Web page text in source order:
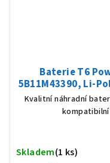
Baterie T6
5B11M43390, Li-
Kvalitní náhradní
kompatibilní
Skladem(1 ks)